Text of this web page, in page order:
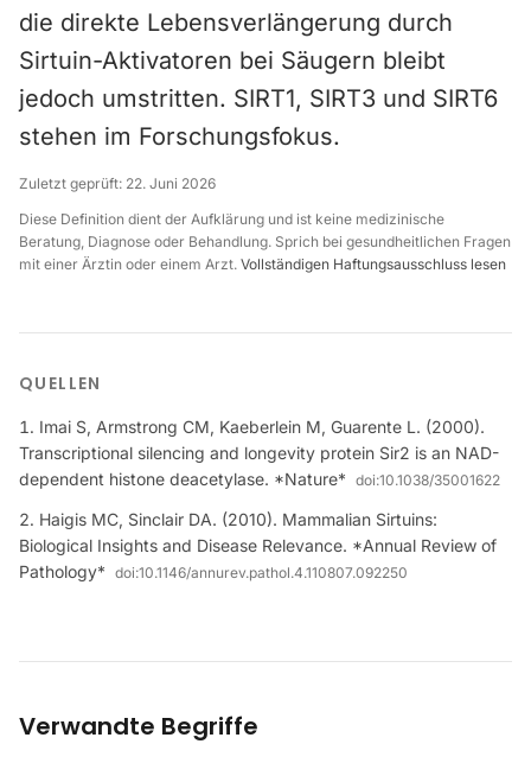
die direkte Lebensverlängerung durch
Sirtuin-Aktivatoren bei Säugern bleibt
jedoch umstritten. SIRT1, SIRT3 und SIRT6
stehen im Forschungsfokus.
Zuletzt geprüft: 22. Juni 2026
Diese Definition dient der Aufklärung und ist keine medizinische
Beratung, Diagnose oder Behandlung. Sprich bei gesundheitlichen Fragen
mit einer Ärztin oder einem Arzt. Vollständigen Haftungsausschluss lesen
QUELLEN
Imai S, Armstrong CM, Kaeberlein M, Guarente L. (2000).
Transcriptional silencing and longevity protein Sir2 is an NAD-
dependent histone deacetylase. *Nature* doi:10.1038/35001622
Haigis MC, Sinclair DA. (2010). Mammalian Sirtuins:
Biological Insights and Disease Relevance. *Annual Review of
Pathology* doi:10.1146/annurev.pathol.4.110807.092250
Verwandte Begriffe